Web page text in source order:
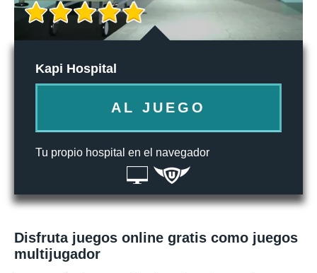
Kapi Hospital
AL JUEGO
Tu propio hospital en el navegador
Disfruta juegos online gratis como juegos
multijugador